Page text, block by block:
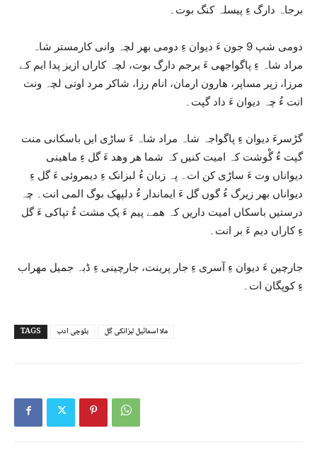
برجاہ دارگ ءِ پیسلہ کنگ بوت۔
دومی شپ 9 جون ءَ دیوان ءِ دومی بھر لچہ وانی کارمستر شاہ
مراد شاہ ءِ پاگواجھی ءَ برجم دارگ بوت، لچہ کاراں ازیز پدا ایم کے
مرزا، زپر مساپر، ھارون ارمان، انام رزا، شاکر مرد اوتی لچہ ونت
انت ءُ چہ دیوان ءَ داد گپت۔
گڑسرءَ دیوان ءِ پاگواجہ شاہ مراد شاہ ءَ ساڑی ایں باسکانی منت
گپت ءُ گْوشت کہ امیت کنیں کہ شما ھر وھد ءَ گل ءِ ماھینی
دیواناں وت ءَ ساڑی کن ات۔ پہ زبان ءُ لبزانک ءِ دیمروئی ءَ گل ءِ
دیواناں بھر زیرگ ءُ گوں گل ءَ ایماندار ءُ دلپھک بوگ المی انت۔ چہ
درستیں باسکاں امیت داریں کہ ھمے پیم ءَ یک مشت ءُ تپاکی ءَ گل
ءِ کاراں دیم ءَ بر انت۔
جارچین ءَ دیوان ءِ آسری ءِ جار پرینت، جارچینی ءِ ڈبہ جمیل مھراب
ءِ کوپگان ات۔
TAGS بلوچی ادب ملا اسمائیل لبزانکی گل